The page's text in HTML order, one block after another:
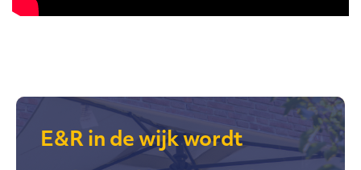
E&R in de wijk wordt